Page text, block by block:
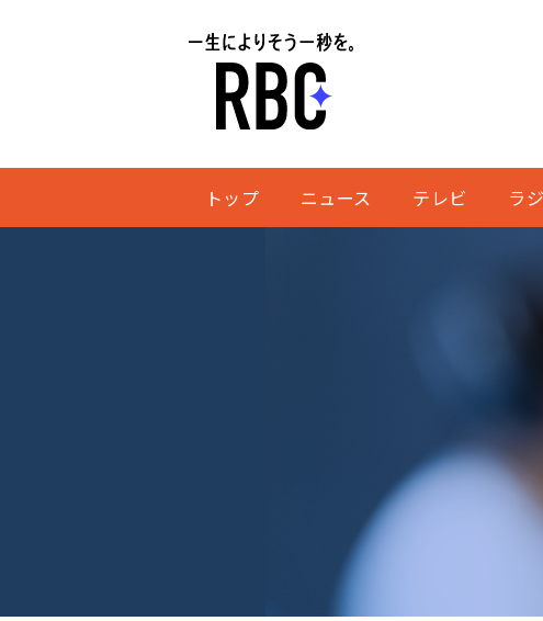
トップ ニュース テレビ ラ